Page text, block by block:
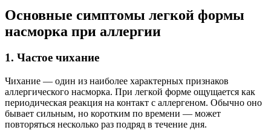
Основные симптомы легкой формы
насморка при аллергии
1. Частое чихание
Чихание — один из наиболее характерных признаков
аллергического насморка. При легкой форме ощущается как
периодическая реакция на контакт с аллергеном. Обычно оно
бывает сильным, но коротким по времени — может
повторяться несколько раз подряд в течение дня.